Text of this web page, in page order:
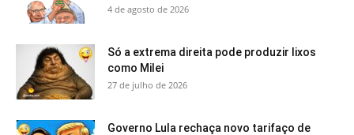
4 de agosto de 2026
Só a extrema direita pode produzir lixos
como Milei
27 de julho de 2026
Governo Lula rechaça novo tarifaço de